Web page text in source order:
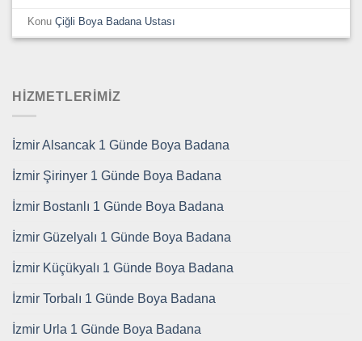
KonuÇiğli Boya Badana Ustası
HİZMETLERİMİZ
İzmir Alsancak 1 Günde Boya Badana
İzmir Şirinyer 1 Günde Boya Badana
İzmir Bostanlı 1 Günde Boya Badana
İzmir Güzelyalı 1 Günde Boya Badana
İzmir Küçükyalı 1 Günde Boya Badana
İzmir Torbalı 1 Günde Boya Badana
İzmir Urla 1 Günde Boya Badana